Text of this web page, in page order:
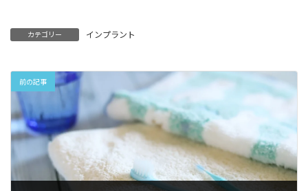
カテゴリー インプラント
前の記事